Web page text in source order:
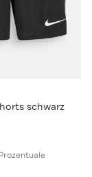
schwarz